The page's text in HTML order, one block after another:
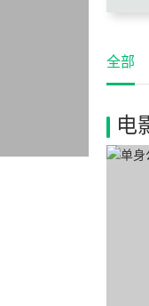
全部
电